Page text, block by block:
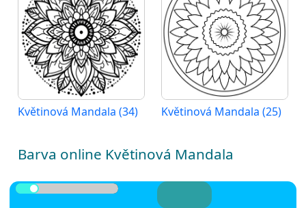
Květinová Mandala (34) Květinová Mandala (25)
Barva online Květinová Mandala